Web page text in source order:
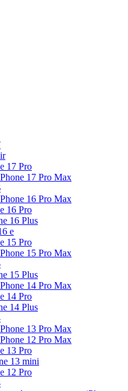
17 Pro
17 Pro Max
16 Pro Max
16 Pro
16 Plus
e
15 Pro
15 Pro Max
15 Plus
14 Pro Max
14 Pro
14 Plus
13 Pro Max
12 Pro Max
13 Pro
13 mini
12 Pro